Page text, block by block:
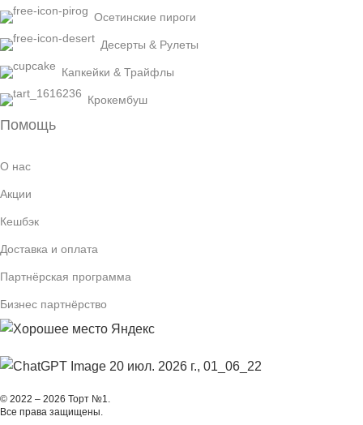
Осетинские пироги
Десерты & Рулеты
Капкейки & Трайфлы
Крокембуш
Помощь
О нас
Акции
Кешбэк
Доставка и оплата
Партнёрская программа
Бизнес партнёрство
© 2022 – 2026 Торт №1.
Все права защищены.